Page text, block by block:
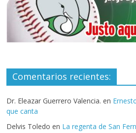
Comentarios recientes:
Dr. Eleazar Guerrero Valencia. en
que canta
Delvis Toledo en La regenta de San